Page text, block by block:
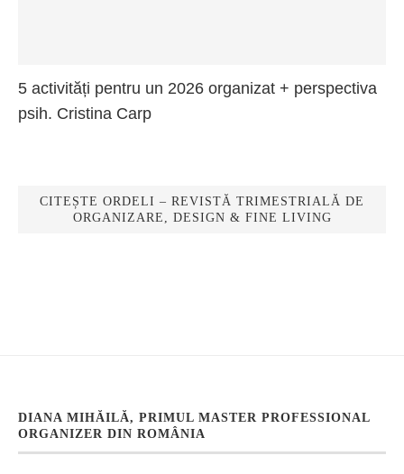
5 activități pentru un 2026 organizat + perspectiva
psih. Cristina Carp
CITEȘTE ORDELI – REVISTĂ TRIMESTRIALĂ DE
ORGANIZARE, DESIGN & FINE LIVING
DIANA MIHĂILĂ, PRIMUL MASTER PROFESSIONAL
ORGANIZER DIN ROMÂNIA